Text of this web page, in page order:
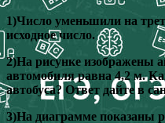
1)Число уменьшили на
исходное число.
2)На рисунке изображены
автомобиля равна 4,2 м.
автобуса? Ответ дайте в
3)На диаграмме показаны